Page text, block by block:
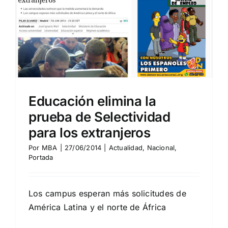
Educación elimina la
prueba de Selectividad
para los extranjeros
Por MBA 27/06/2014 Actualidad, Nacional,
Portada
Los campus esperan más solicitudes de
América Latina y el norte de África